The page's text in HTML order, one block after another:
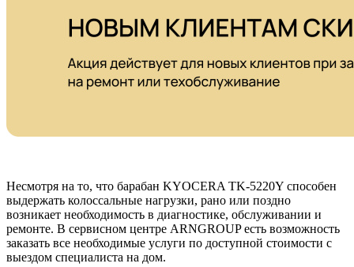
Несмотря на то, что барабан KYOCERA TK-5220Y способен
выдержать колоссальные нагрузки, рано или поздно
возникает необходимость в диагностике, обслуживании и
ремонте. В сервисном центре ARNGROUP есть возможность
заказать все необходимые услуги по доступной стоимости с
выездом специалиста на дом.